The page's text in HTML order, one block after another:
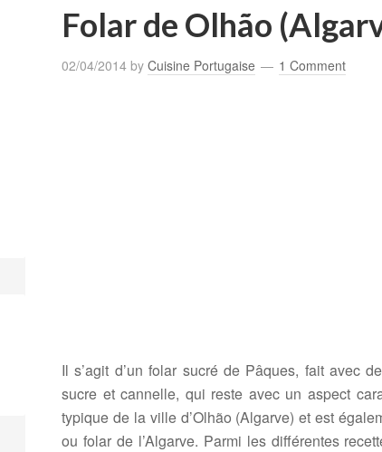
Folar de Olhão
02/04/2014 by Cuisine Portugaise 1 Comment
Il s’agit d’un folar sucré de Pâques, fait avec
sucre et cannelle, qui reste avec un aspect
typique de la ville d’Olhão (Algarve) et est
ou folar de l’Algarve. Parmi les différentes